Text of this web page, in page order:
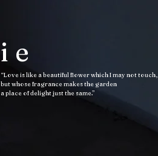
ie
“Love is like a beautiful flower which I may not touch,
but whose fragrance makes the garden
a place of delight just the same.”